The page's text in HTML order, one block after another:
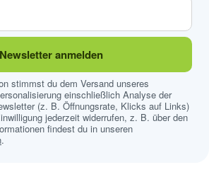
Newsletter anmelden
stimmst du dem Versand unseres
einschließlich Analyse der
(z. B. Öffnungsrate, Klicks auf Links)
jederzeit widerrufen, z. B. über den
findest du in unseren
.